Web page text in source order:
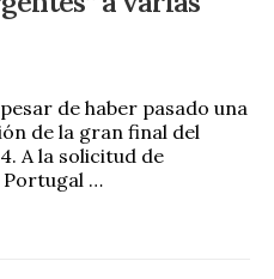
de haber pasado una
de la gran final del
A la solicitud de
Portugal …